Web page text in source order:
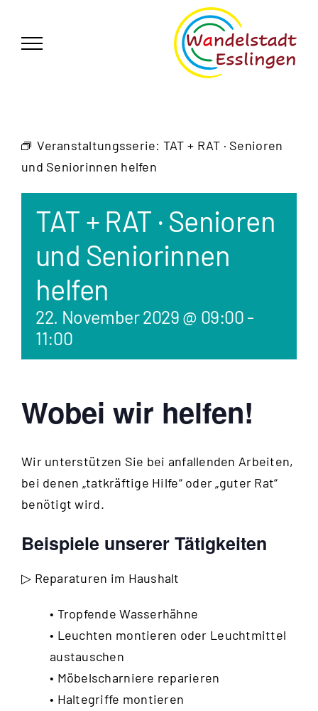
springen
Veranstaltungsserie: TAT + RAT · Senioren
und Seniorinnen helfen
TAT + RAT · Senioren
und Seniorinnen
helfen
22. November 2029 @ 09:00 -
11:00
Wobei wir helfen!
Wir unterstützen Sie bei anfallenden Arbeiten,
bei denen „tatkräftige Hilfe“ oder „guter Rat“
benötigt wird.
Beispiele unserer Tätigkeiten
▷ Reparaturen im Haushalt
• Tropfende Wasserhähne
• Leuchten montieren oder Leuchtmittel
austauschen
• Möbelscharniere reparieren
• Haltegriffe montieren